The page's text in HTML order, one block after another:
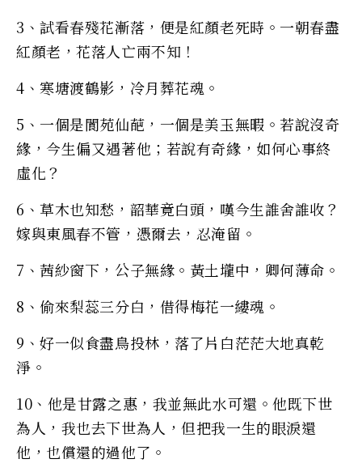
3、試看春殘花漸落，便是紅顏老死時。一朝春盡
紅顏老，花落人亡兩不知！
4、寒塘渡鶴影，冷月葬花魂。
5、一個是閬苑仙葩，一個是美玉無暇。若說沒奇
緣，今生偏又遇著他；若說有奇緣，如何心事終
虛化？
6、草木也知愁，韶華竟白頭，嘆今生誰舍誰收？
嫁與東風春不管，憑爾去，忍淹留。
7、茜紗窗下，公子無緣。黃土壠中，卿何薄命。
8、偷來梨蕊三分白，借得梅花一縷魂。
9、好一似食盡鳥投林，落了片白茫茫大地真乾
淨。
10、他是甘露之惠，我並無此水可還。他既下世
為人，我也去下世為人，但把我一生的眼淚還
他，也償還的過他了。